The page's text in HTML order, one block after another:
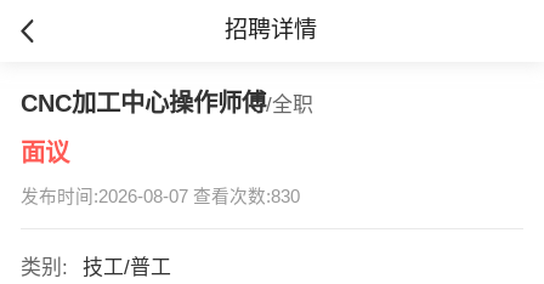
招聘详情
CNC加工中心操作师傅/全职
面议
发布时间:2026-08-07 查看次数:830
类别:
技工/普工